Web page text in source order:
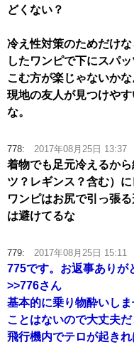
どくない？
冷え性対策のためだけ
したワンピで下にスパ
こむ方が楽じゃないかな
現地の友人が見つけや
な。
778: 2017年08月25日 13:37
着物でも足元冷えるか
ツ？レギンス？含む）
ワンピはお尻で引っ張
は避けてるな
779: 2017年08月25日 15:11
775です。お返事ありが
>>776さん
基本的に乗り物酔いし
ことはないので大丈夫だ
飛行機内でテロが起き